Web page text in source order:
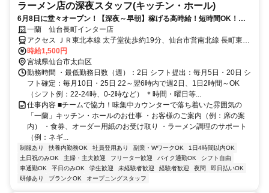
ラーメン店の深夜スタッフ(キッチン・ホール)
6月8日に堂々オープン！【深夜～早朝】稼げる高時給！短時間OK！ス
キマバイトも日払いも可・髪色自由！
一蘭 仙台長町インター店
アクセス ＪＲ東北本線 太子堂徒歩約19分、仙台市営南北線 長町東口
徒歩約21分、ＪＲ東北本線 長町東口徒歩約21分
時給1,500円
宮城県仙台市太白区
勤務時間 ・最低勤務日数（週）：2日 シフト提出：毎月5日・20日 シ
フト確定：毎月10日・25日 22～翌6時内で週2日、1日2時間～OK
（シフト例：22-24時、0-2時など） ＊時間・曜日等...
仕事内容 ■チームで協力！味集中カウンターで落ち着いた雰囲気の
「一蘭」キッチン・ホールのお仕事 ・お客様のご案内（例：席の案
内） ・食券、オーダー用紙のお受け取り ・ラーメン調理のサポート
（例：ネギ...
制服あり 扶養内勤務OK 社員登用あり 副業・WワークOK
1日4時間以内OK
土日祝のみOK
主婦・主夫歓迎 フリーター歓迎 バイク通勤OK
シフト自由
車通勤OK
平日のみOK 学生歓迎 未経験者歓迎 経験者歓迎 夜間
即日払いOK
研修あり
ブランクOK オープニングスタッフ